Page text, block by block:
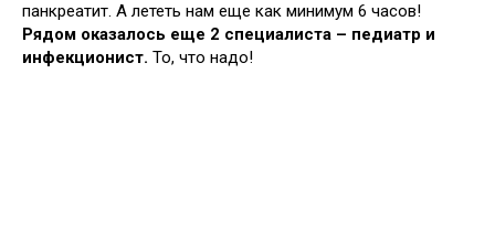
панкреатит. А лететь нам еще как минимум 6 часов!
Рядом оказалось еще 2 специалиста – педиатр и
инфекционист. То, что надо!